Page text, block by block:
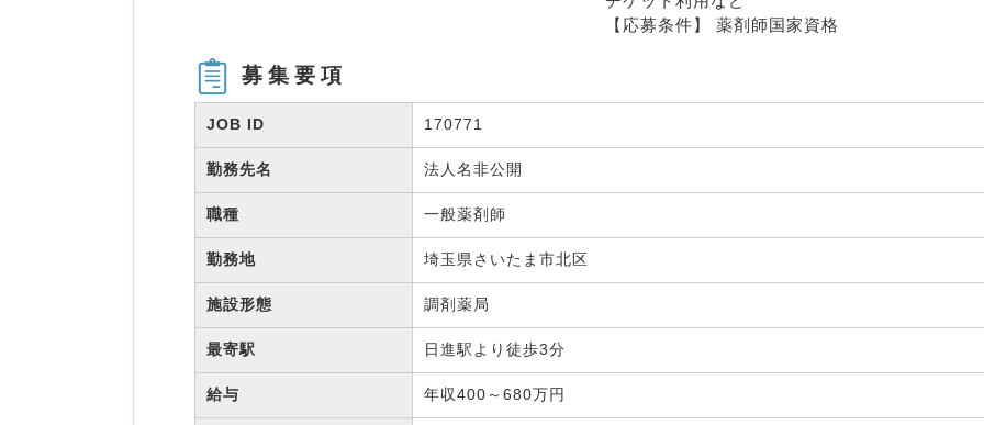
【応募条件】 薬剤師国家資格
募集要項
JOB ID 170771
勤務先名 法人名非公開
職種 一般薬剤師
勤務地 埼玉県さいたま市北区
施設形態 調剤薬局
最寄駅 日進駅より徒歩3分
給与 年収400～680万円